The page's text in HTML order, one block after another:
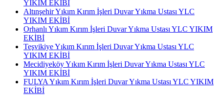
YIKIM EKİBİ
Altınşehir Yıkım Kırım İşleri Duvar Yıkma Ustası YLC
YIKIM EKİBİ
Orhanlı Yıkım Kırım İşleri Duvar Yıkma Ustası YLC YIKIM
EKİBİ
Teşvikiye Yıkım Kırım İşleri Duvar Yıkma Ustası YLC
YIKIM EKİBİ
Mecidiyeköy Yıkım Kırım İşleri Duvar Yıkma Ustası YLC
YIKIM EKİBİ
FULYA Yıkım Kırım İşleri Duvar Yıkma Ustası YLC YIKIM
EKİBİ